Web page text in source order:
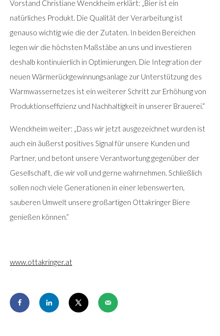
Vorstand Christiane Wenckheim erklärt: „Bier ist ein
natürliches Produkt. Die Qualität der Verarbeitung ist
genauso wichtig wie die der Zutaten. In beiden Bereichen
legen wir die höchsten Maßstäbe an uns und investieren
deshalb kontinuierlich in Optimierungen. Die Integration der
neuen Wärmerückgewinnungsanlage zur Unterstützung des
Warmwassernetzes ist ein weiterer Schritt zur Erhöhung von
Produktionseffizienz und Nachhaltigkeit in unserer Brauerei.“
Wenckheim weiter: „Dass wir jetzt ausgezeichnet wurden ist
auch ein äußerst positives Signal für unsere Kunden und
Partner, und betont unsere Verantwortung gegenüber der
Gesellschaft, die wir voll und gerne wahrnehmen. Schließlich
sollen noch viele Generationen in einer lebenswerten,
sauberen Umwelt unsere großartigen Ottakringer Biere
genießen können.“
www.ottakringer.at